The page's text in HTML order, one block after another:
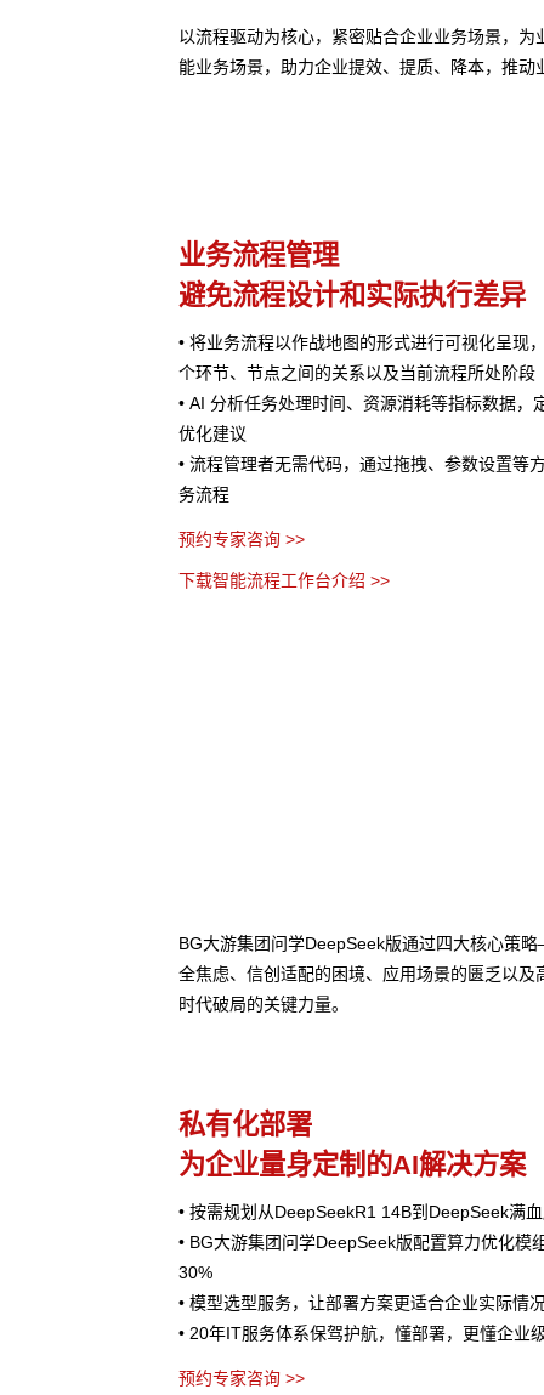
以流程驱动为核心，紧密贴合企业业务场景，
能业务场景，助力企业提效、提质、降本，推动
业务流程管理
避免流程设计和实际执行差异
• 将业务流程以作战地图的形式进行可视化呈现
个环节、节点之间的关系以及当前流程所处阶段
• AI 分析任务处理时间、资源消耗等指标数据，
优化建议
• 流程管理者无需代码，通过拖拽、参数设置等
务流程
预约专家咨询 >>
下载智能流程工作台介绍 >>
BG大游集团问学DeepSeek版通过四大核心策
全焦虑、信创适配的困境、应用场景的匮乏以
时代破局的关键力量。
私有化部署
为企业量身定制的AI解决方案
• 按需规划从DeepSeekR1 14B到DeepSeek满
• BG大游集团问学DeepSeek版配置算力优化模
30%
• 模型选型服务，让部署方案更适合企业实际情
• 20年IT服务体系保驾护航，懂部署，更懂企业
预约专家咨询 >>